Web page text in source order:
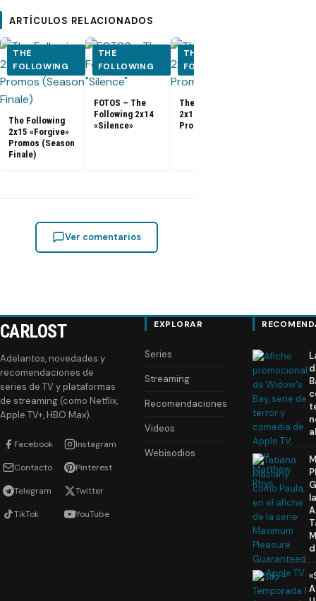
ARTÍCULOS RELACIONADOS
THE
FOLLOWING
The Following
2x15 «Forgive»
Promos (Season
Finale)
THE
FOLLOWING
FOTOS – The
Following 2x14
«Silence»
THE
FOLLOWING
The Following
2x14 «Silence»
Promo
Ver comentarios
CARLOST
Adelantos, novedades y
recomendaciones de
series de TV y plataformas
de streaming (como Netflix,
Apple TV+, HBO Max).
Facebook Instagram
Contacto Pinterest
Telegram Twitter
TikTok YouTube
EXPLORAR
Series
Streaming
Recomendaciones
Videos
Webisodios